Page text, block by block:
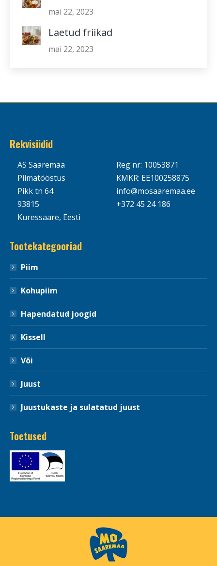
mai 22, 2023
Laetud friikad
mai 22, 2023
Rekvisiidid
AS Saaremaa
Piimatööstus
Pikk tn 64
93815
Kuressaare, Eesti
Reg nr: 10053871
KMKR: EE100258875
info@mosaaremaa.ee
+372 45 24 186
Tootekategooriad
Piim
Kohupiim
Hapendatud joogid
Kissell
Või
Juust
Juustukaste ja sulatatud juust
Toetused